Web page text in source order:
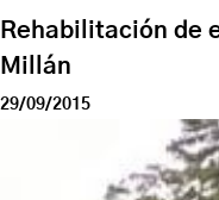
Rehabilitación de
Millán
29/09/2015